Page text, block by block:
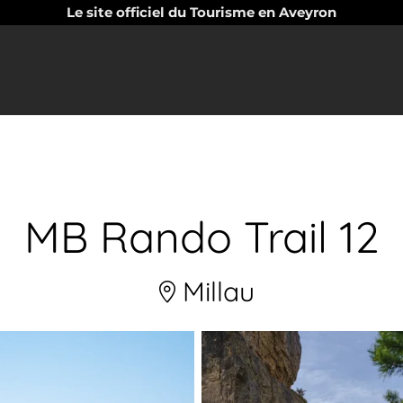
Le site officiel du Tourisme en Aveyron
MB Rando Trail 12
Millau